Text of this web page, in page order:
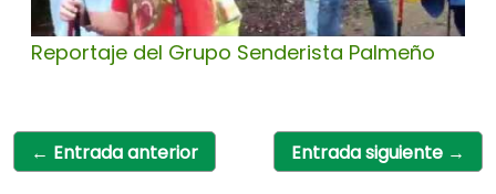
Reportaje del Grupo Senderista Palmeño
← Entrada anterior Entrada siguiente →